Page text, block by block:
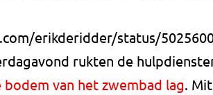
erikderidder/status/
rukten de
bodem van het zwembad lag.